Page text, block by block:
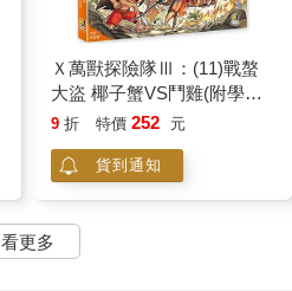
Ｘ萬獸探險隊Ⅲ：(11)戰螯
大盜 椰子蟹VS鬥雞(附學習
單)
9 折 特價 252 元
貨到通知
看更多